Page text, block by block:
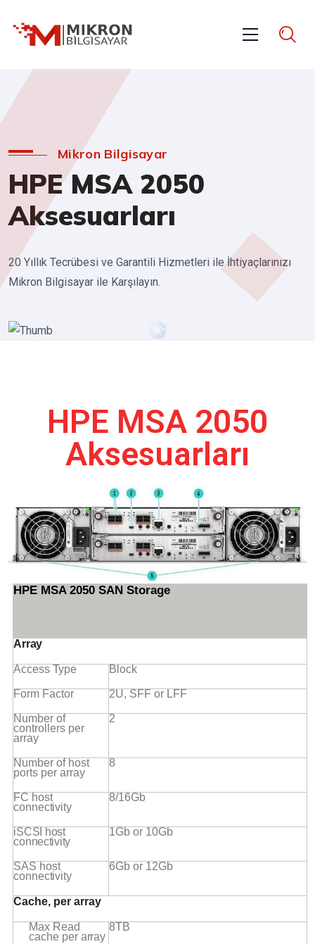
Mikron Bilgisayar
HPE MSA 2050
Aksesuarları
20 Yıllık Tecrübesi ve Garantili Hizmetleri ile İhtiyaçlarınızı
Mikron Bilgisayar ile Karşılayın.
HPE MSA 2050
Aksesuarları
HPE MSA 2050 SANStorage
Array
Access Type Block
Form Factor 2U, SFF or LFF
Number of
controllers per
array
2
Number of host
ports perarray
8
FC host
connectivity
8/16Gb
iSCSI host
connectivity
1Gb or 10Gb
SAS host
connectivity
6Gb or 12Gb
Cache, perarray
Max Read
cache per array
8TB